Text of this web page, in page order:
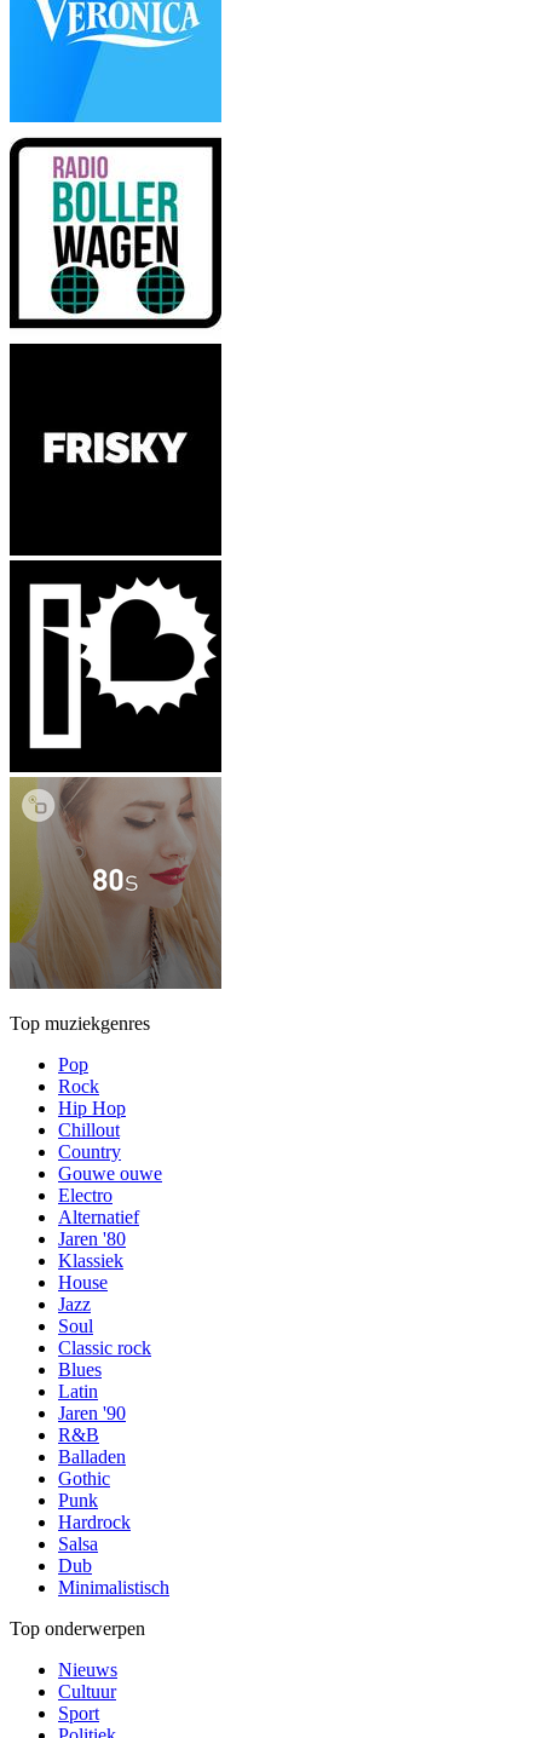
Top muziekgenres
Pop
Rock
Hip Hop
Chillout
Country
Gouwe ouwe
Electro
Alternatief
Jaren '80
Klassiek
House
Jazz
Soul
Classic rock
Blues
Latin
Jaren '90
R&B
Balladen
Gothic
Punk
Hardrock
Salsa
Dub
Minimalistisch
Top onderwerpen
Nieuws
Cultuur
Sport